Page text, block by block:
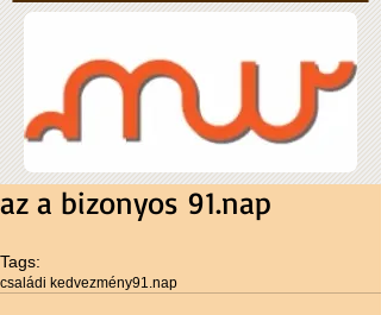
az a bizonyos 91.nap
Tags:
családi kedvezmény91.nap